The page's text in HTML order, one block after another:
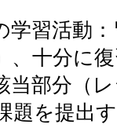
学習活動
、十分に
当部分（
題を提出